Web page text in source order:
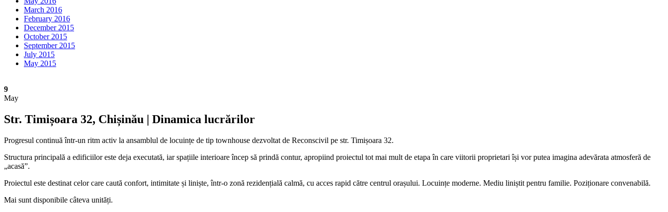
March 2016
February 2016
December 2015
October 2015
September 2015
July 2015
May 2015
9
May
Str. Timișoara 32, Chișinău | Dinamica lucrărilor
Progresul continuă într-un ritm activ la ansamblul de locuințe de tip townhouse dezvoltat de Reconscivil pe str. Timișoara 32.
Structura principală a edificiilor este deja executată, iar spațiile interioare încep să prindă contur, apropiind proiectul tot mai mult de etapa în care viitorii proprietari își vor putea imagina adevărata atmosferă de
„acasă”.
Proiectul este destinat celor care caută confort, intimitate și liniște, într-o zonă rezidențială calmă, cu acces rapid către centrul orașului. Locuințe moderne. Mediu liniștit pentru familie. Poziționare convenabilă.
Mai sunt disponibile câteva unități.